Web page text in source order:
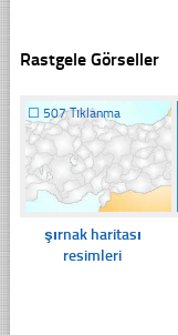
Rastgele Görseller
☐ 507 Tıklanma
şırnak haritası
resimleri